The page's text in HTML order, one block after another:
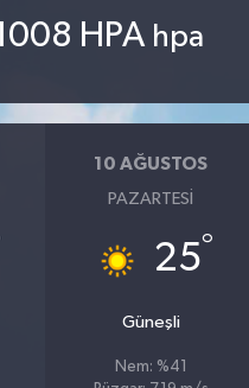
HPA hpa
10 AĞUSTOS
PAZARTESI
25°
Güneşli
Nem: %41